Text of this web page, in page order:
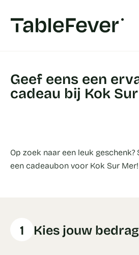
Geef eens een
cadeau bij Kok
Op zoek naar een leuk
een cadeaubon voor Kok Sur Mer!
1 Kies jouw bedrag